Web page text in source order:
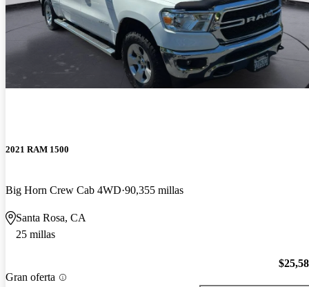
2021 RAM 1500
Big Horn Crew Cab 4WD 90,355 millas
Santa Rosa, CA
25 millas
Gran oferta